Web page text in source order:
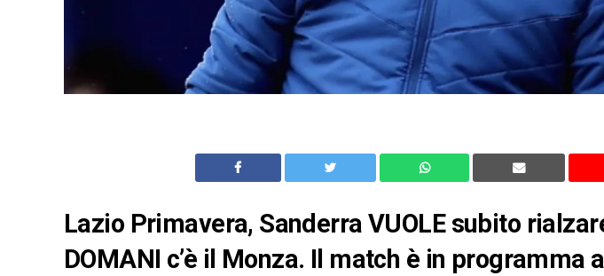
Lazio Primavera, Sanderra VUOLE subito
DOMANI c’è il Monza. Il match è in programma